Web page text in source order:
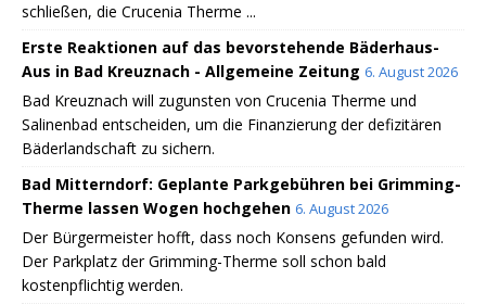
schließen, die Crucenia Therme ...
Erste Reaktionen auf das bevorstehende Bäderhaus-
Aus in Bad Kreuznach - Allgemeine Zeitung 6. August 2026
Bad Kreuznach will zugunsten von Crucenia Therme und
Salinenbad entscheiden, um die Finanzierung der defizitären
Bäderlandschaft zu sichern.
Bad Mitterndorf: Geplante Parkgebühren bei Grimming-
Therme lassen Wogen hochgehen 6. August 2026
Der Bürgermeister hofft, dass noch Konsens gefunden wird.
Der Parkplatz der Grimming-Therme soll schon bald
kostenpflichtig werden.